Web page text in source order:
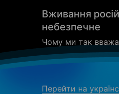
Вживання
небезпечне
Чому ми так
Перейти на